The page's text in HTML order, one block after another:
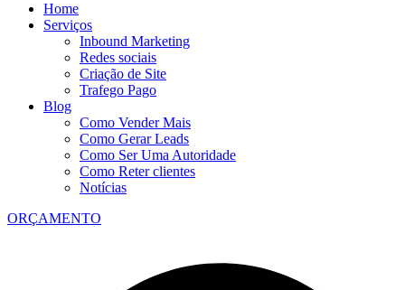
Home
Serviços
Inbound Marketing
Redes sociais
Criação de Site
Trafego Pago
Blog
Como Vender Mais
Como Gerar Leads
Como Ser Uma Autoridade
Como Reter clientes
Notícias
ORÇAMENTO